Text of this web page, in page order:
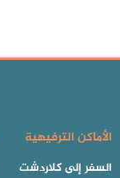
الأماكن الترفيهية
السفر إلى كلاردشت